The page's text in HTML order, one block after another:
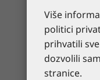
Više
politici
prihvatili
dozvolili
stranice.